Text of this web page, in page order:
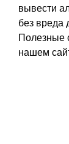
вывести
без вреда
Полезные
нашем